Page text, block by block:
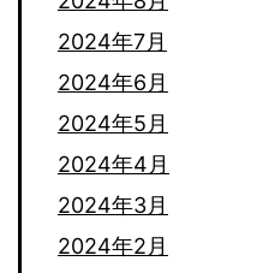
2024年7月
2024年6月
2024年5月
2024年4月
2024年3月
2024年2月